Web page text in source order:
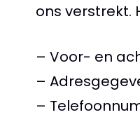
ons verstrekt.
– Voor- en
–
–